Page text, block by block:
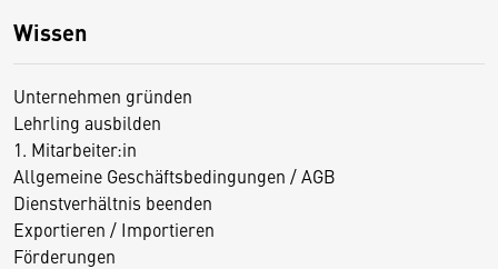
Wissen
Unternehmen gründen
Lehrling ausbilden
1. Mitarbeiter:in
Allgemeine Geschäftsbedingungen / AGB
Dienstverhältnis beenden
Exportieren / Importieren
Förderungen